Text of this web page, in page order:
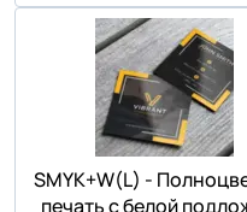
SMYK+W(L) -
печать с белой